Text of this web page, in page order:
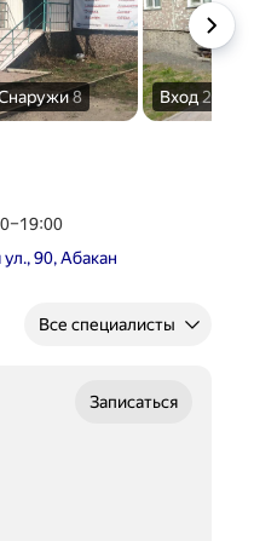
8 Вход 2
90, Абакан
Все специалисты
Записаться